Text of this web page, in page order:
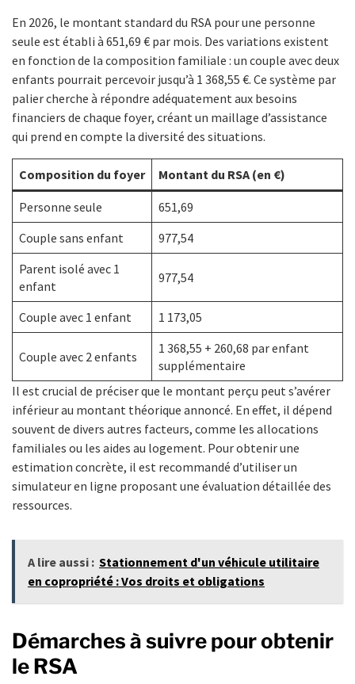
En 2026, le montant standard du RSA pour une personne
seule est établi à 651,69 € par mois. Des variations existent
en fonction de la composition familiale : un couple avec deux
enfants pourrait percevoir jusqu’à 1 368,55 €. Ce système par
palier cherche à répondre adéquatement aux besoins
financiers de chaque foyer, créant un maillage d’assistance
qui prend en compte la diversité des situations.
Composition du foyer Montant du RSA (en €)
Personne seule
651,69
Couple sans enfant
977,54
Parent isolé avec 1
enfant
977,54
Couple avec 1 enfant 1 173,05
Couple avec 2 enfants
1 368,55 + 260,68 par enfant
supplémentaire
Il est crucial de préciser que le montant perçu peut s’avérer
inférieur au montant théorique annoncé. En effet, il dépend
souvent de divers autres facteurs, comme les allocations
familiales ou les aides au logement. Pour obtenir une
estimation concrète, il est recommandé d’utiliser un
simulateur en ligne proposant une évaluation détaillée des
ressources.
A lire aussi : Stationnement d'un véhicule utilitaire
en copropriété : Vos droits et obligations
Démarches à suivre pour obtenir
le RSA